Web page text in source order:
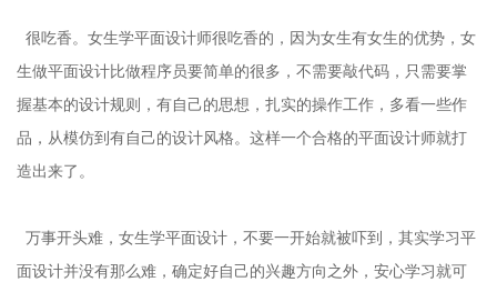
很吃香。女生学平面设计师很吃香的，因为女生有女生的优势，女
生做平面设计比做程序员要简单的很多，不需要敲代码，只需要掌
握基本的设计规则，有自己的思想，扎实的操作工作，多看一些作
品，从模仿到有自己的设计风格。这样一个合格的平面设计师就打
造出来了。
万事开头难，女生学平面设计，不要一开始就被吓到，其实学习平
面设计并没有那么难，确定好自己的兴趣方向之外，安心学习就可